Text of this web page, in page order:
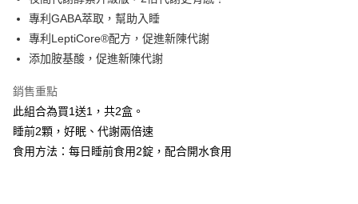
Google Pay
全盈+PAY
相關說明
【關於「AFTEE先享後付」】
AFTEE先享後付是「在收到商品之後才付款」的支付方式。 讓您購物簡單
１．簡單：不需註冊會員、不需綁卡、不需儲值。
ATM付款
專利GABA萃取，幫助入睡
專利LeptiCore®配方，促進新陳代謝
添加胺基酸，促進新陳代謝
銷售重點
此組合為買1送1，共2盒。
睡前2顆，好眠、代謝兩倍速
食用方法：每日睡前食用2錠，配合開水食用